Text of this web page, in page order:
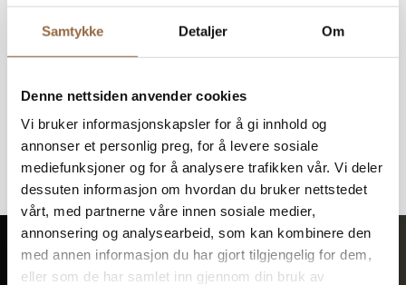
Samtykke Detaljer Om
Denne nettsiden anvender cookies
Vi bruker informasjonskapsler for å gi innhold og
annonser et personlig preg, for å levere sosiale
mediefunksjoner og for å analysere trafikken vår. Vi deler
dessuten informasjon om hvordan du bruker nettstedet
vårt, med partnerne våre innen sosiale medier,
annonsering og analysearbeid, som kan kombinere den
med annen informasjon du har gjort tilgjengelig for dem,
eller som de har samlet inn gjennom din bruk av
Kontakt oss